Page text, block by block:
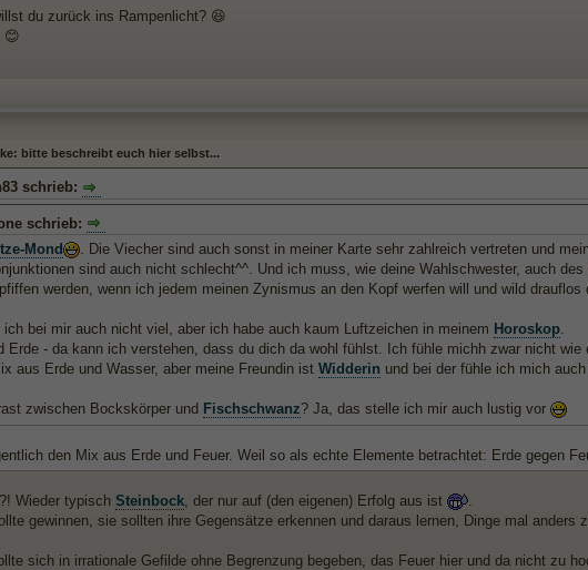
du zurück ins Rampenlicht? 😆
😊
bitte beschreibt euch hier selbst...
schrieb:
schrieb:
Mond
. Die Viecher sind auch sonst in meiner Karte sehr zahlreich vertreten und
sind auch nicht schlecht^^. Und ich muss, wie deine Wahlschwester, auch des
werden, wenn ich jedem meinen Zynismus an den Kopf werfen will und wild drauflos
ich bei mir auch nicht viel, aber ich habe auch kaum Luftzeichen in meinem Horoskop.
Erde - da kann ich verstehen, dass du dich da wohl fühlst. Ich fühle michh zwar nicht wie
aus Erde und Wasser, aber meine Freundin ist Widderin und bei der fühle ich mich
zwischen Bockskörper und Fischschwanz? Ja, das stelle ich mir auch lustig vor
den Mix aus Erde und Feuer. Weil so als echte Elemente betrachtet: Erde gegen
Wieder typisch Steinbock, der nur auf (den eigenen) Erfolg aus ist
.
gewinnen, sie sollten ihre Gegensätze erkennen und daraus lernen, Dinge mal anders
sich in irrationale Gefilde ohne Begrenzung begeben, das Feuer hier und da nicht zu